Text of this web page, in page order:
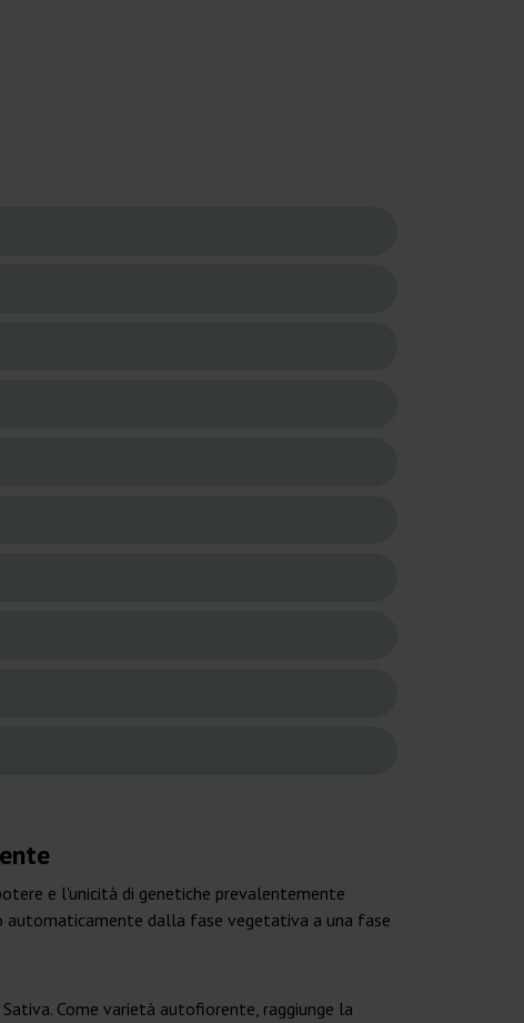
e l'unicità di genetiche prevalentemente
dalla fase vegetativa a una fase
Come varietà autofiorente, raggiunge la